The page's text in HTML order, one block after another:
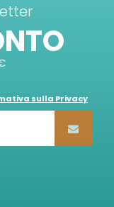
sulla Privacy